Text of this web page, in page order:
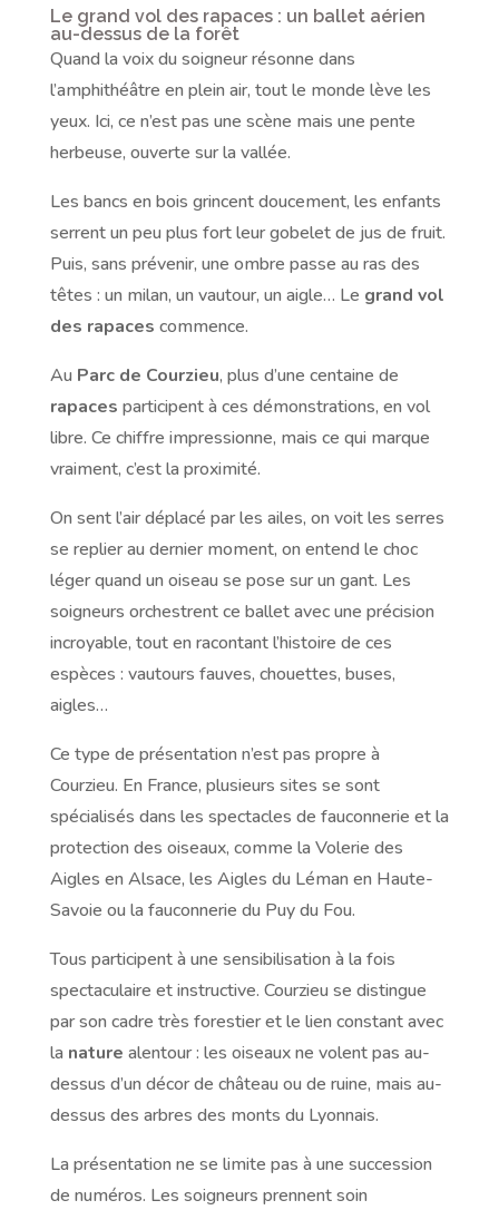
Le grand vol des rapaces : un ballet aérien
au-dessus de la forêt
Quand la voix du soigneur résonne dans
l’amphithéâtre en plein air, tout le monde lève les
yeux. Ici, ce n’est pas une scène mais une pente
herbeuse, ouverte sur la vallée.
Les bancs en bois grincent doucement, les enfants
serrent un peu plus fort leur gobelet de jus de fruit.
Puis, sans prévenir, une ombre passe au ras des
têtes : un milan, un vautour, un aigle… Le grand vol
des rapaces commence.
Au Parc de Courzieu, plus d’une centaine de
rapaces participent à ces démonstrations, en vol
libre. Ce chiffre impressionne, mais ce qui marque
vraiment, c’est la proximité.
On sent l’air déplacé par les ailes, on voit les serres
se replier au dernier moment, on entend le choc
léger quand un oiseau se pose sur un gant. Les
soigneurs orchestrent ce ballet avec une précision
incroyable, tout en racontant l’histoire de ces
espèces : vautours fauves, chouettes, buses,
aigles…
Ce type de présentation n’est pas propre à
Courzieu. En France, plusieurs sites se sont
spécialisés dans les spectacles de fauconnerie et la
protection des oiseaux, comme la Volerie des
Aigles en Alsace, les Aigles du Léman en Haute-
Savoie ou la fauconnerie du Puy du Fou.
Tous participent à une sensibilisation à la fois
spectaculaire et instructive. Courzieu se distingue
par son cadre très forestier et le lien constant avec
la nature alentour : les oiseaux ne volent pas au-
dessus d’un décor de château ou de ruine, mais au-
dessus des arbres des monts du Lyonnais.
La présentation ne se limite pas à une succession
de numéros. Les soigneurs prennent soin